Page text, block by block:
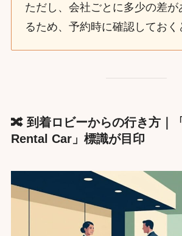
ただし、会社ごとに多少の差が
るため、予約時に確認しておく
🔀 到着ロビーからの行き方｜
Rental Car」標識が目印